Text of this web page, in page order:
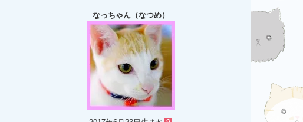
なっちゃん（なつめ）